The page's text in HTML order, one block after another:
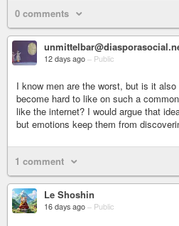
0 comments
12 days ago – Public
I know men are the worst, but is it
become hard to like on such a
like the internet? I would argue that
but emotions keep them from
1 comment
Le Shoshin
16 days ago – Public